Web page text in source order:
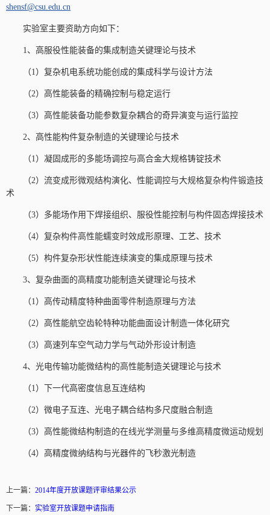
shensf@csu.edu.cn
实验室主要资助方向如下：
1、高服役性能装备的集成制造关键理论与技术
（1）复杂机电系统功能创成的集成科学与设计方法
（2）高性能装备的精确控制与稳定运行
（3）高性能装备功能参数复杂耦合的奇异演变与运行监控
2、高性能构件复杂制造的关键理论与技术
（1）凝固成形的多能场调控与高合金大规格铸锭技术
（2）流变成形微观结构演化、性能调控与大规格复杂构件锻造技
术
（3）多能场作用下焊接组织、服役性能控制与构件固态焊接技术
（4）复杂构件高性能蠕变时效成形原理、工艺、技术
（5）构件复杂形状性能连续演变的集成原理与技术
3、复杂曲面的高精度功能制造关键理论与技术
（1）高传动精度特种曲面零件制造原理与方法
（2）高性能航空齿轮特种功能曲面设计制造一体化研究
（3）高速列车空气动力学与气动外形设计制造
4、光电传输功能微结构的高性能制造关键理论与技术
（1）下一代高密度信息互连结构
（2）微电子互连、光电子耦合结构多尺度融合制造
（3）高性能微结构制造的在线光学测量与多维高精度微运动规划
（4）高精度微纳结构与光器件的飞秒激光制造
上一篇： 2014年度开放课题评审结果公示
下一篇： 实验室开放课题申请指南